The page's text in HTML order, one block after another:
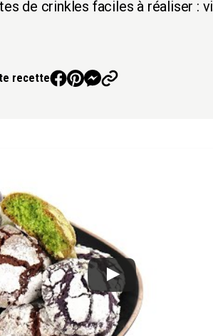
de crinkles faciles à réaliser :
recette